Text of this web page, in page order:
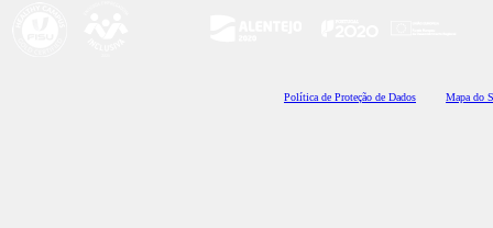
Política de Proteção de Dados Mapa do